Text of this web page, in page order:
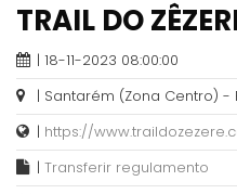
TRAIL DO
| 18-11-2023 08:00:00
| Santarém (Zona Centro) -
| https://
| Transferir regulamento